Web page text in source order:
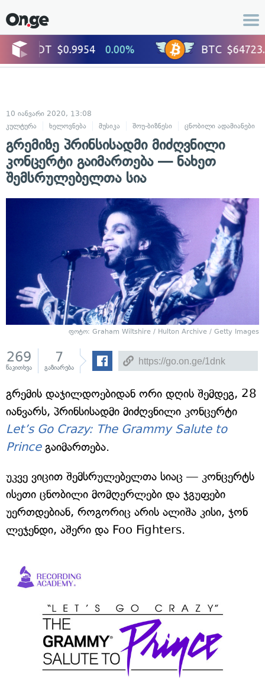
10 იანვარი 2020, 13:08
კულტურა
ხელოვნება მუსიკა შოუ-ბიზნესი ცნობილი ადამიანები
გრემიზე პრინსისადმი მიძღვნილი
კონცერტი გაიმართება — ნახეთ
შემსრულებელთა სია
ფოტო: Graham Wiltshire / Hulton Archive / Getty Images
269
წაკითხვა
7
გაზიარება
გრემის დაჯილდოებიდან ორი დღის შემდეგ, 28
იანვარს, პრინსისადმი მიძღვნილი კონცერტი
Let’s Go Crazy: The Grammy Salute to
Princeგაიმართება.
უკვე ვიცით შემსრულებელთა სიაც — კონცერტს
ისეთი ცნობილი მომღერლები და ჯგუფები
უერთდებიან, როგორიც არის ალიშა კისი, ჯონ
ლეჯენდი, აშერი და Foo Fighters.